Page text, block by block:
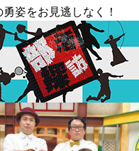
姿をお見逃しなく！